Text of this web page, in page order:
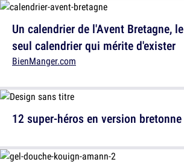
Un calendrier de l'Avent Bretagne, le
seul calendrier qui mérite d'exister
BienManger.com
12 super-héros en version bretonne